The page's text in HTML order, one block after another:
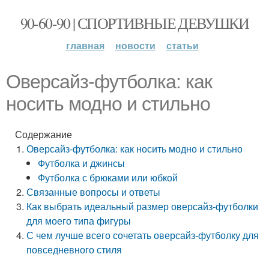
90-60-90 | СПОРТИВНЫЕ ДЕВУШКИ
главная новости статьи
Оверсайз-футболка: как
носить модно и стильно
Содержание
Оверсайз-футболка: как носить модно и стильно
Футболка и джинсы
Футболка с брюками или юбкой
Связанные вопросы и ответы
Как выбрать идеальный размер оверсайз-футболки
для моего типа фигуры
С чем лучше всего сочетать оверсайз-футболку для
повседневного стиля